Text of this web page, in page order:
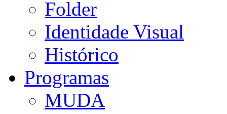
Folder
Identidade Visual
Histórico
Programas
MUDA